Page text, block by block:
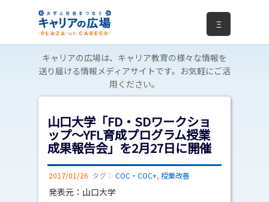
Ξ
キャリアの広場は、キャリア教育の様々な情報を
送り届ける情報メディアサイトです。お気軽にご活
用ください。
山口大学「FD・SDワークショ
ップ～YFL育成プログラム授業
成果報告会」を2月27日に開催
2017/01/26 タグ： COC・COC+, 授業改善
発表元：山口大学